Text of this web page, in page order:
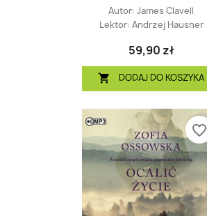
Autor: James Clavell
Lektor: Andrzej Hausner
59,90 zł
 DODAJ DO KOSZYKA
favorite_border